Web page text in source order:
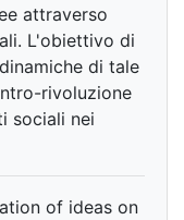
attraverso
L'obiettivo di
di tale
rivoluzione
sociali nei
of ideas on